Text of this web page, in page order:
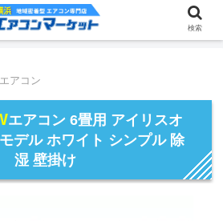
アコン
エアコン 6畳用 アイリスオ
デル ホワイト シンプル 除
湿 壁掛け
検索